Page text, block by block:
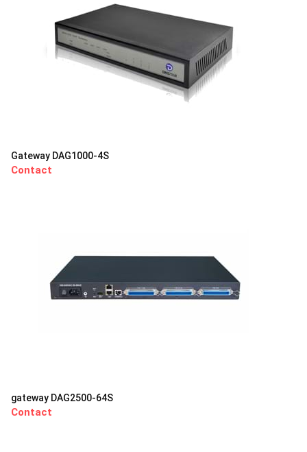
Gateway DAG1000-4S
Contact
gateway DAG2500-64S
Contact